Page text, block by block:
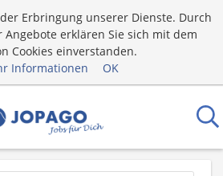
Erbringung unserer Dienste. Durch
erklären Sie sich mit dem
Cookies einverstanden.
Informationen
OK